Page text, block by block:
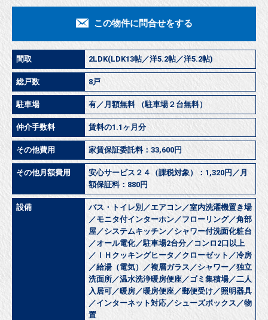
この物件に問合せをする
間取 2LDK(LDK13帖／洋5.2帖／洋5.2帖)
総戸数 8戸
駐車場 有／月額無料 （駐車場２台無料）
仲介手数料 賃料の1.1ヶ月分
その他費用 家賃保証委託料：33,600円
その他月額費用
安心サービス２４（課税対象）：1,320円／月
額保証料：880円
設備
バス・トイレ別／エアコン／室内洗濯機置き場
／モニタ付インターホン／フローリング／角部
屋／システムキッチン／シャワー付洗面化粧台
／オール電化／駐車場2台分／コンロ2口以上
／ＩＨクッキングヒータ／クローゼット／冷房
／給湯（電気）／複層ガラス／シャワー／独立
洗面所／温水洗浄暖房便座／ゴミ集積場／二人
入居可／暖房／暖房便座／郵便受け／照明器具
／インターネット対応／シューズボックス／物
置